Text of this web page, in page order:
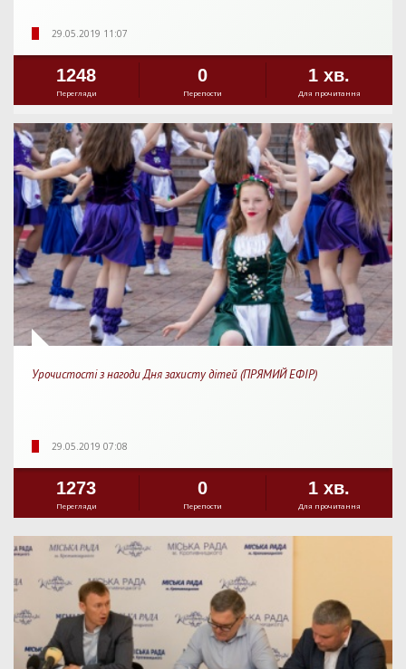
29.05.2019 11:07
1248
Перегляди
0
Перепости
1 хв.
Для прочитання
Урочистості з нагоди Дня захисту дітей (ПРЯМИЙ ЕФІР)
29.05.2019 07:08
1273
Перегляди
0
Перепости
1 хв.
Для прочитання